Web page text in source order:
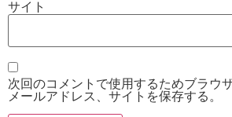
サイト
次回のコメントで使用するためブラウ
メールアドレス、サイトを保存する。